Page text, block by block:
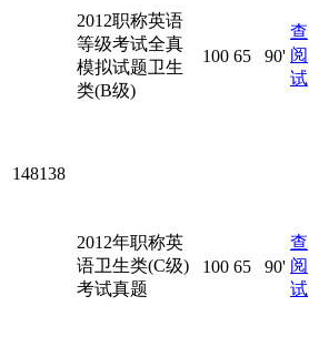
2012职称英语
等级考试全真
模拟试题卫生
类(B级)
100 65 90'
查
阅
试
148138
2012年职称英
语卫生类(C级)
考试真题
100 65 90'
查
阅
试